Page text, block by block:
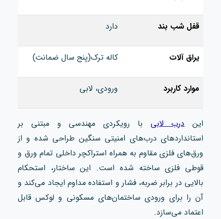
قفل شب بند دارد
یراق آلات کاله ترک(پنج سال ضمانت)
موارد کاربرد ورودی، لابی
ایندرب لابی با رویکردی مهندسی و مبتنی بر
استانداردهای درب‌های امنیتی سنگین طراحی شده و از
ورق‌های فلزی مقاوم به‌ همراه استراکچر داخلی تمام‌ ورق و
قوطی فلزی ساخته شده است. این ساختار، استحکام
بالایی در برابر ضربه، فشار و استفاده مداوم ایجاد می‌کند و
آن را برای ورودی ساختمان‌های مسکونی و لوکس قابل
اعتماد می‌سازد.